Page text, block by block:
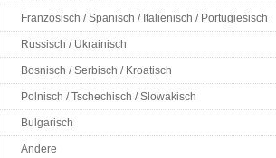
Französisch / Spanisch / Italienisch / Portugiesisch
Russisch / Ukrainisch
Bosnisch / Serbisch / Kroatisch
Polnisch / Tschechisch / Slowakisch
Bulgarisch
Andere